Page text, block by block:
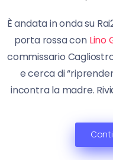
È andata in onda su
porta rossa con Lino
commissario
e cerca di
incontra la madre.